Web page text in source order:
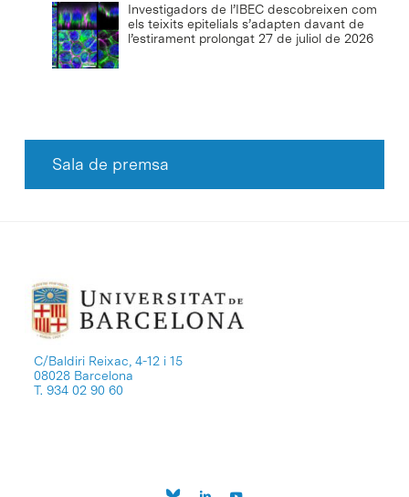
Investigadors de l’IBEC descobreixen com
els teixits epitelials s’adapten davant de
l’estirament prolongat 27 de juliol de 2026
Sala de premsa
C/Baldiri Reixac, 4-12 i 15
08028 Barcelona
T. 934 02 90 60